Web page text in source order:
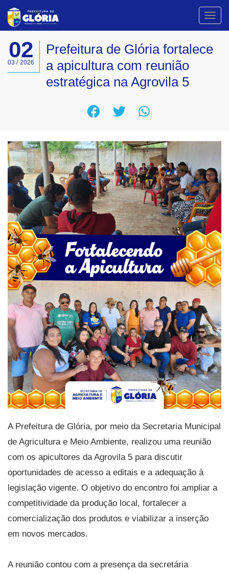
02
03 / 2026
Prefeitura de Glória fortalece
a apicultura com reunião
estratégica na Agrovila 5
A Prefeitura de Glória, por meio da Secretaria Municipal
de Agricultura e Meio Ambiente, realizou uma reunião
com os apicultores da Agrovila 5 para discutir
oportunidades de acesso a editais e a adequação à
legislação vigente. O objetivo do encontro foi ampliar a
competitividade da produção local, fortalecer a
comercialização dos produtos e viabilizar a inserção
em novos mercados.
A reunião contou com a presença da secretária